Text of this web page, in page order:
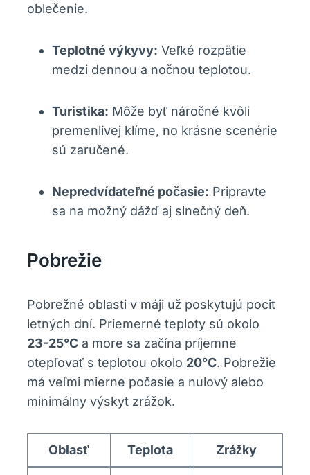
oblečenie.
Teplotné výkyvy: Veľké rozpätie
medzi dennou a nočnou teplotou.
Turistika: Môže byť náročné kvôli
premenlivej klíme, no krásne scenérie
sú zaručené.
Nepredvídateľné počasie: Pripravte
sa na možný dážď aj slnečný deň.
Pobrežie
Pobrežné oblasti v máji už poskytujú pocit
letných dní. Priemerné teploty sú okolo
23-25°C a more sa začína príjemne
otepľovať s teplotou okolo 20°C. Pobrežie
má veľmi mierne počasie a nulový alebo
minimálny výskyt zrážok.
Oblasť Teplota Zrážky